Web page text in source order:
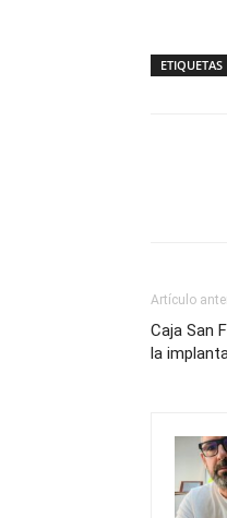
ETIQUETAS
Artículo
Caja San
la